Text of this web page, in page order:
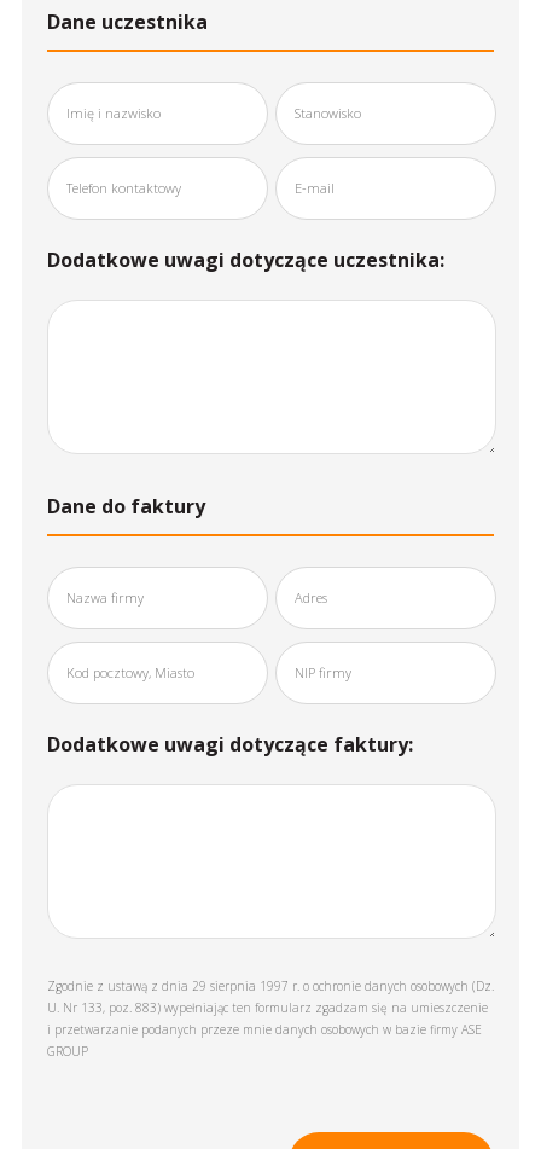
Dane uczestnika
Dodatkowe uwagi dotyczące uczestnika:
Dane do faktury
Dodatkowe uwagi dotyczące faktury:
Zgodnie z ustawą z dnia 29 sierpnia 1997 r. o ochronie danych osobowych (Dz.
U. Nr 133, poz. 883) wypełniając ten formularz zgadzam się na umieszczenie
i przetwarzanie podanych przeze mnie danych osobowych w bazie firmy ASE
GROUP